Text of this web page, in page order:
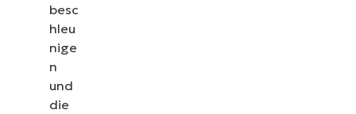
besc
hleu
nige
n
und
die